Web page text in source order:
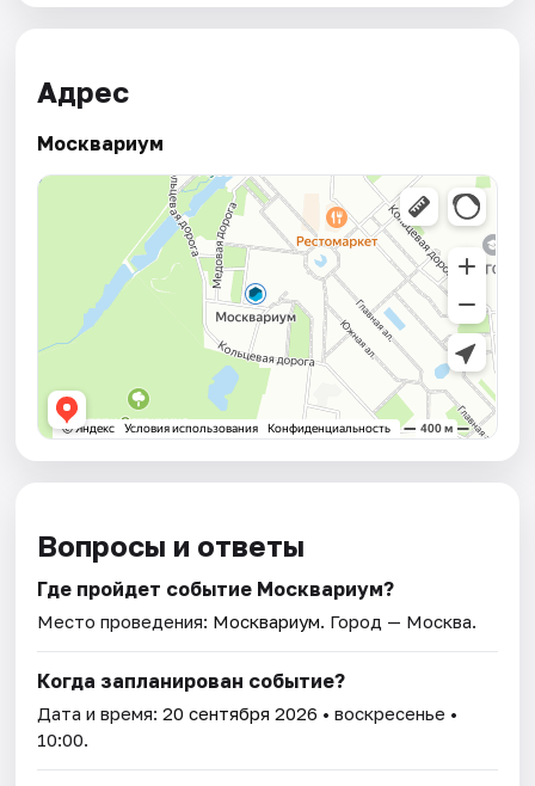
Адрес
Москвариум
Вопросы и ответы
Где пройдет событие Москвариум?
Место проведения: Москвариум. Город — Москва.
Когда запланирован событие?
Дата и время:20 сентября 2026 • воскресенье •
10:00.